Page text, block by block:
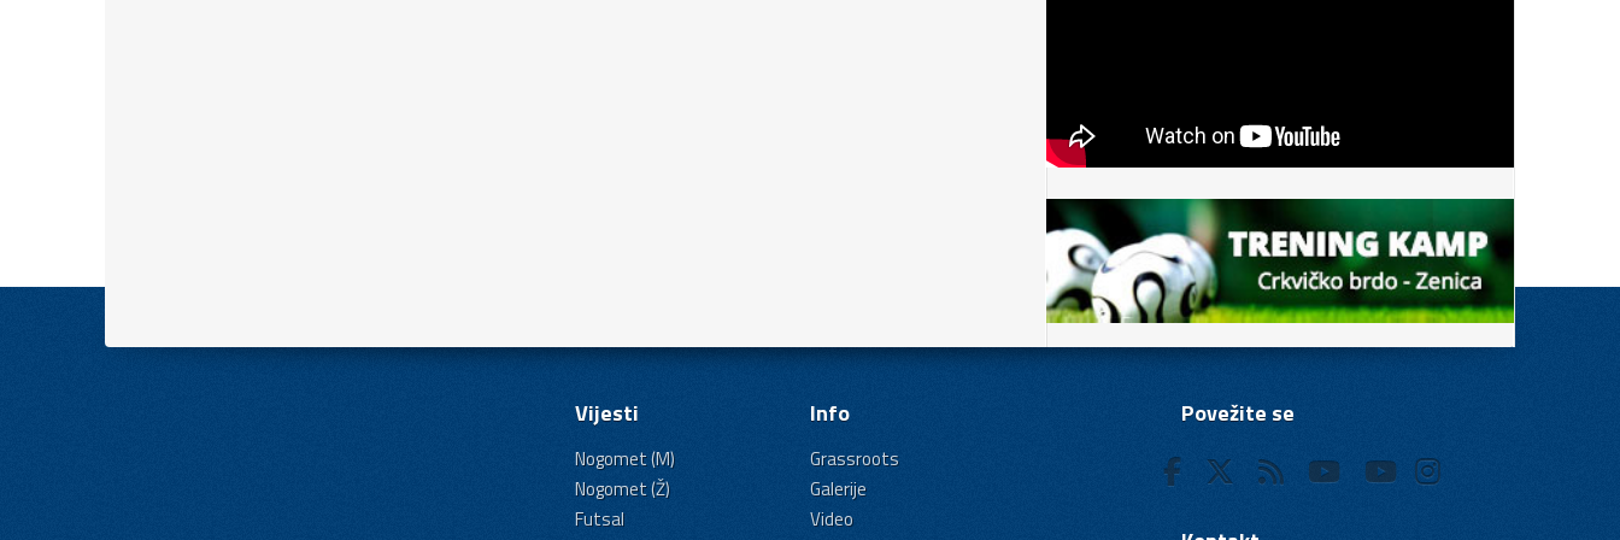
Vijesti
Nogomet (M)
Nogomet (Ž)
Futsal
Info
Grassroots
Galerije
Video
Povežite se